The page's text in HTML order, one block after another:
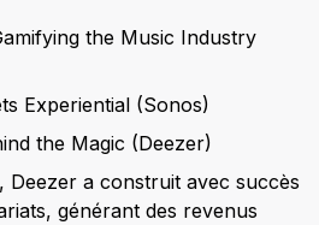
the Music Industry
Experiential (Sonos)
the Magic (Deezer)
Deezer a construit avec succès
générant des revenus